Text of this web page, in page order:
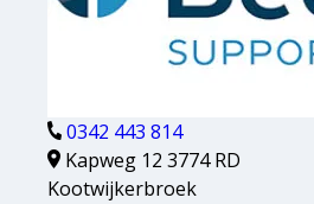
0342 443 814
Kapweg 12 3774 RD
Kootwijkerbroek